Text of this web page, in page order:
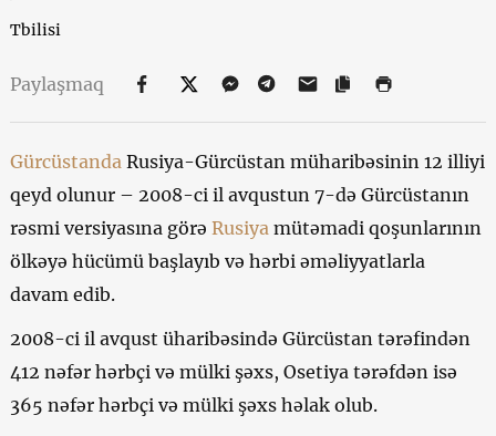
Tbilisi
Paylaşmaq
Gürcüstanda Rusiya-Gürcüstan müharibəsinin 12 illiyi
qeyd olunur – 2008-ci il avqustun 7-də Gürcüstanın
rəsmi versiyasına görə Rusiya mütəmadi qoşunlarının
ölkəyə hücümü başlayıb və hərbi əməliyyatlarla
davam edib.
2008-ci il avqust üharibəsində Gürcüstan tərəfindən
412 nəfər hərbçi və mülki şəxs, Osetiya tərəfdən isə
365 nəfər hərbçi və mülki şəxs həlak olub.